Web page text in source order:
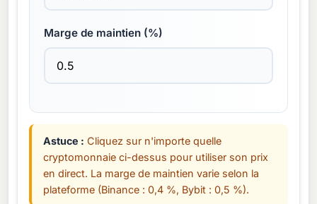
Marge de maintien (%)
Astuce : Cliquez sur n'importe quelle
cryptomonnaie ci-dessus pour utiliser son prix
en direct. La marge de maintien varie selon la
plateforme (Binance : 0,4 %, Bybit : 0,5 %).